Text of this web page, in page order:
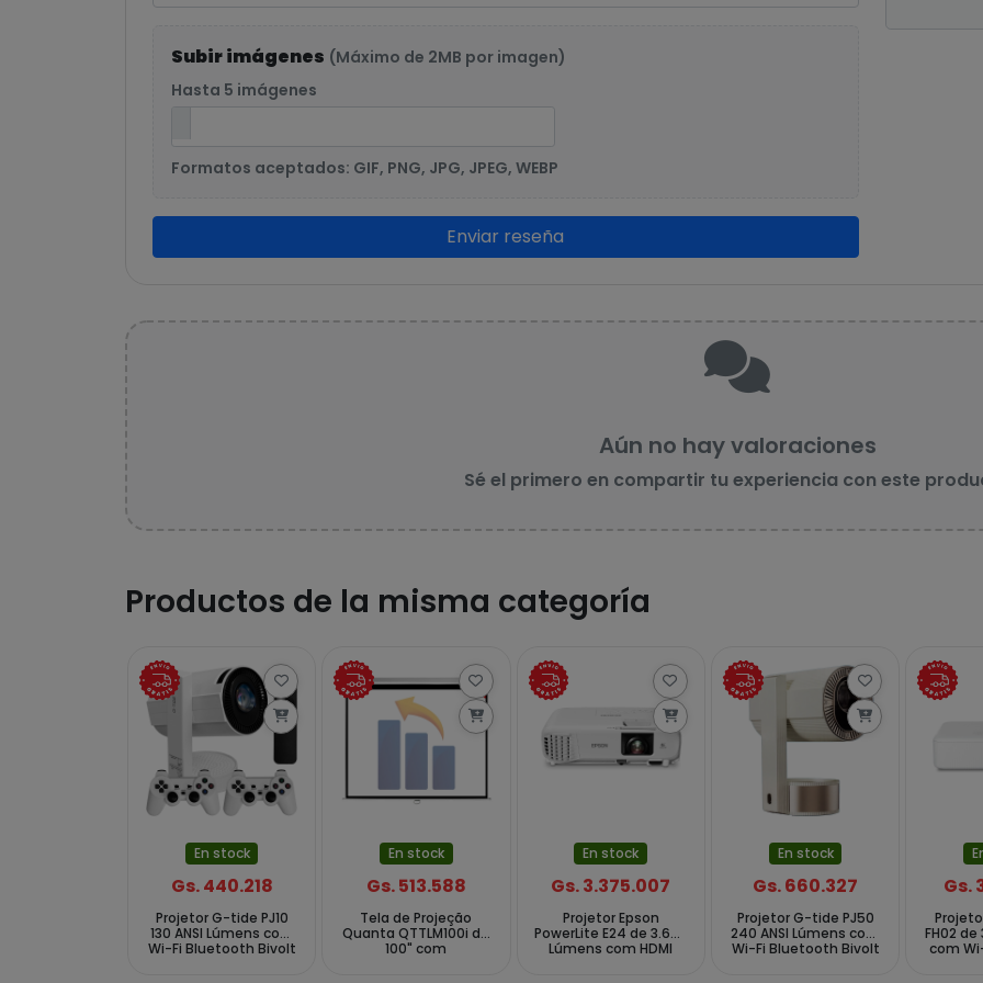
Subir imágenes (Máximo de 2MB por imagen)
Hasta 5 imágenes
Formatos aceptados: GIF, PNG, JPG, JPEG, WEBP
Enviar reseña
Aún no hay valoraciones
Sé el primero en compartir tu experiencia con este
Productos de la misma categoría
En stock
Gs. 440.218
Projetor G-tide PJ10
130 ANSI Lúmens com
Wi-Fi Bluetooth Bivolt
En stock
Gs. 513.588
Tela de Projeção
Quanta QTTLM100i de
100" com
En stock
Gs. 3.375.007
Projetor Epson
PowerLite E24 de 3.600
Lúmens com HDMI
En stock
Gs. 660.327
Projetor G-tide PJ50
240 ANSI Lúmens com
Wi-Fi Bluetooth Bivolt
Gs.
FH02
com